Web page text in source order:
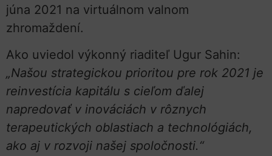
júna 2021 na virtuálnom valnom
zhromaždení.
Ako uviedol výkonný riaditeľ Ugur Sahin:
„Našou strategickou prioritou pre rok 2021 je
reinvestícia kapitálu s cieľom ďalej
napredovať v inováciách v rôznych
terapeutických oblastiach a technológiách,
ako aj v rozvoji našej spoločnosti.“